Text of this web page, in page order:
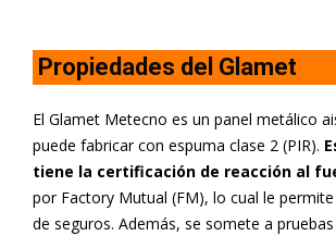
Propiedades del Glamet
El Glamet Metecno es un panel metálico
puede fabricar con espuma clase 2 (PIR).
tiene la certificación de reacción al
por Factory Mutual (FM), lo cual le
de seguros. Además, se somete a